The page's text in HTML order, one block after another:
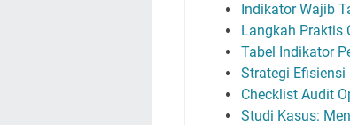
Indikator Wajib
Langkah Praktis
Tabel Indikator
Strategi
Checklist Audit
Studi Kasus: